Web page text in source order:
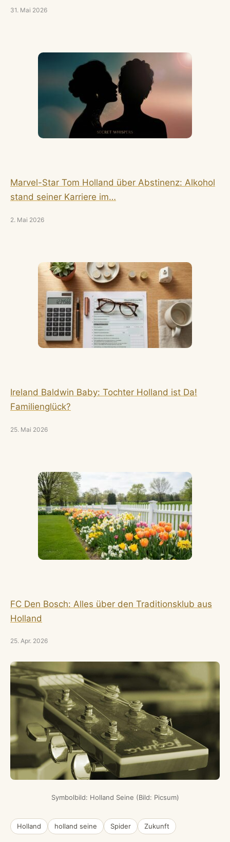
31. Mai 2026
Marvel-Star Tom Holland über Abstinenz: Alkohol
stand seiner Karriere im…
2. Mai 2026
Ireland Baldwin Baby: Tochter Holland ist Da!
Familienglück?
25. Mai 2026
FC Den Bosch: Alles über den Traditionsklub aus
Holland
25. Apr. 2026
Symbolbild: Holland Seine (Bild: Picsum)
Holland holland seine Spider Zukunft